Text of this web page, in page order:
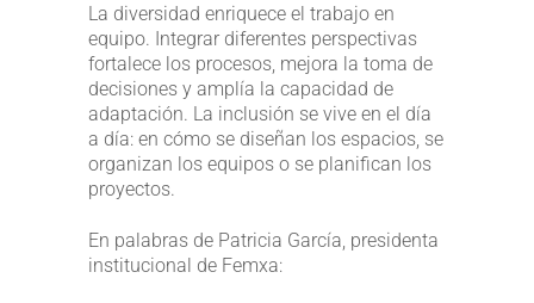
La diversidad enriquece el trabajo en
equipo. Integrar diferentes perspectivas
fortalece los procesos, mejora la toma de
decisiones y amplía la capacidad de
adaptación. La inclusión se vive en el día
a día: en cómo se diseñan los espacios, se
organizan los equipos o se planifican los
proyectos.
En palabras de Patricia García, presidenta
institucional de Femxa: